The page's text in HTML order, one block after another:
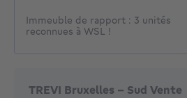
Immeuble de rapport : 3 unités
reconnues à WSL !
TREVI Bruxelles - Sud Vente